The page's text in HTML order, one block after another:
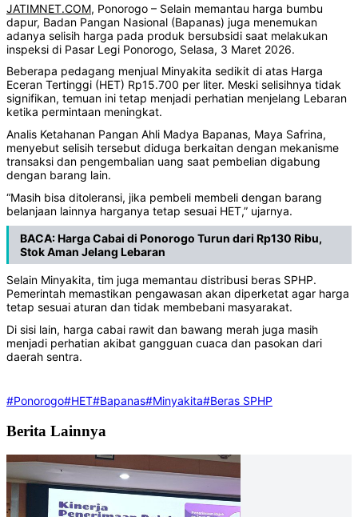
JATIMNET.COM, Ponorogo – Selain memantau harga bumbu
dapur, Badan Pangan Nasional (Bapanas) juga menemukan
adanya selisih harga pada produk bersubsidi saat melakukan
inspeksi di Pasar Legi Ponorogo, Selasa, 3 Maret 2026.
Beberapa pedagang menjual Minyakita sedikit di atas Harga
Eceran Tertinggi (HET) Rp15.700 per liter. Meski selisihnya tidak
signifikan, temuan ini tetap menjadi perhatian menjelang Lebaran
ketika permintaan meningkat.
Analis Ketahanan Pangan Ahli Madya Bapanas, Maya Safrina,
menyebut selisih tersebut diduga berkaitan dengan mekanisme
transaksi dan pengembalian uang saat pembelian digabung
dengan barang lain.
“Masih bisa ditoleransi, jika pembeli membeli dengan barang
belanjaan lainnya harganya tetap sesuai HET,” ujarnya.
BACA:Harga Cabai di Ponorogo Turun dari Rp130 Ribu,
Stok Aman Jelang Lebaran
Selain Minyakita, tim juga memantau distribusi beras SPHP.
Pemerintah memastikan pengawasan akan diperketat agar harga
tetap sesuai aturan dan tidak membebani masyarakat.
Di sisi lain, harga cabai rawit dan bawang merah juga masih
menjadi perhatian akibat gangguan cuaca dan pasokan dari
daerah sentra.
#Ponorogo#HET#Bapanas#Minyakita#Beras SPHP
Berita Lainnya